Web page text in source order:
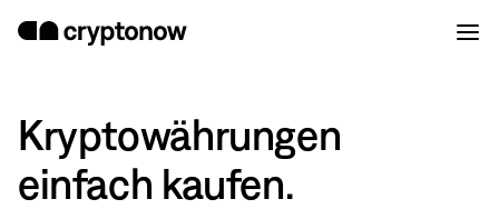
Kryptowährungen
einfach kaufen.